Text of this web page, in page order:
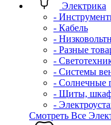
Электрика
-
- Кабель
-
- Разные
-
- Системы
- Солнечные
- Щиты,
-
Смотреть Все